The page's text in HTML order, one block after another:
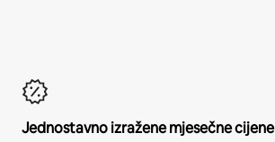
Jednostavno izražene mjesečne cijene